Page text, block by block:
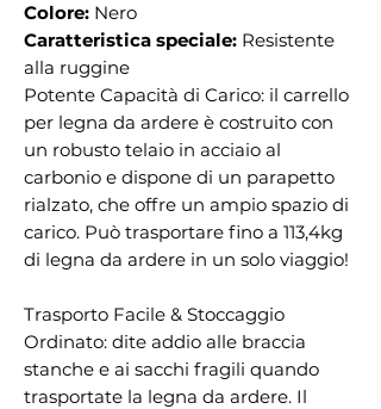
Colore: Nero
Caratteristica speciale: Resistente
alla ruggine
Potente Capacità di Carico: il carrello
per legna da ardere è costruito con
un robusto telaio in acciaio al
carbonio e dispone di un parapetto
rialzato, che offre un ampio spazio di
carico. Può trasportare fino a 113,4kg
di legna da ardere in un solo viaggio!
Trasporto Facile & Stoccaggio
Ordinato: dite addio alle braccia
stanche e ai sacchi fragili quando
trasportate la legna da ardere. Il